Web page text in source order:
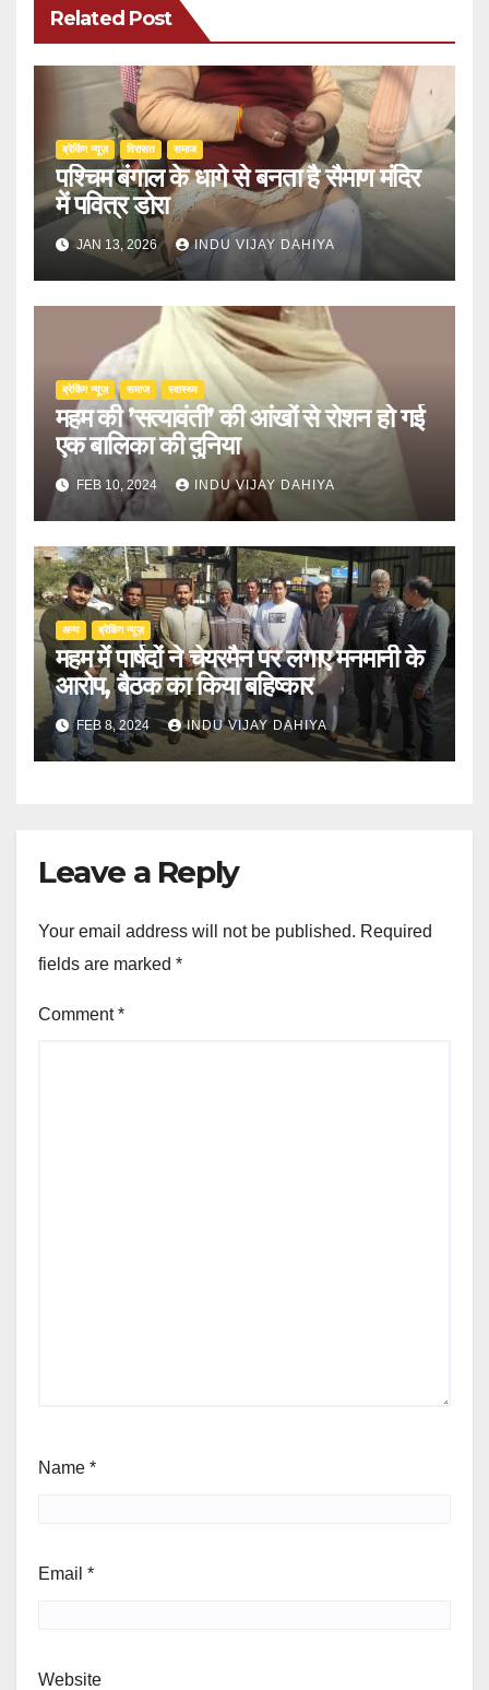
Related Post
ब्रेकिंग न्यूज़ ‍‍विरासत समाज
पश्चिम बंगाल के धागे से बनता है सैमाण मंदिर
में पवित्र डोरा
JAN 13, 2026 INDU VIJAY DAHIYA
ब्रेकिंग न्यूज़ समाज स्वास्थ्य
महम की ’सत्यावंती’ की आंखों से रोशन हो गई
एक बालिका की दुनिया
FEB 10, 2024 INDU VIJAY DAHIYA
अन्य ब्रेकिंग न्यूज़
महम में पार्षदों ने चेयरमैन पर लगाए मनमानी के
आरोप, बैठक का किया बहिष्कार
FEB 8, 2024 INDU VIJAY DAHIYA
Leave a Reply
Your email address will not be published. Required
fields are marked *
Comment*
Name *
Email *
Website